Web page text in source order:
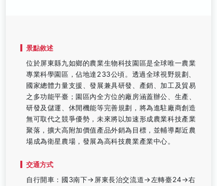
景點敘述
位於屏東縣九如鄉的農業生物科技園區是全球唯一農業
專業科學園區，佔地達233公頃。透過全球視野規劃、
國家總體力量支援、發展兼具研發、產銷、加工及貿易
之多功能平臺；園區內全方位的廠房涵蓋辦公、生產、
研發及儲運、休閒機能等完善規劃，將為進駐廠商創造
無可取代之競爭優勢，未來將以加速形成農業科技產業
聚落，擴大高附加價值產品外銷為目標，並輔導鄰近農
場成為衛星農場，發展為高科技農業產業中心。
交通方式
自行開車：國3南下→屏東長治交流道→左轉臺24→右